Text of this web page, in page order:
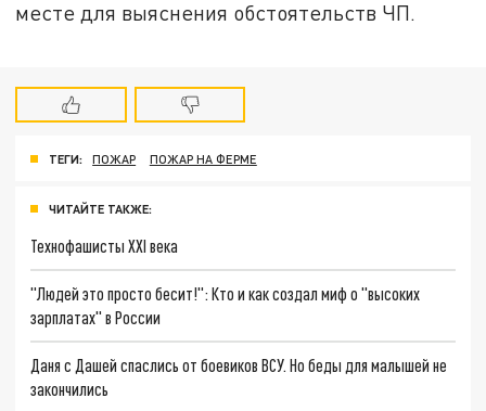
месте для выяснения обстоятельств ЧП.
ТЕГИ: ПОЖАР ПОЖАР НА ФЕРМЕ
ЧИТАЙТЕ ТАКЖЕ:
Технофашисты XXI века
"Людей это просто бесит!": Кто и как создал миф о "высоких
зарплатах" в России
Даня с Дашей спаслись от боевиков ВСУ. Но беды для малышей не
закончились